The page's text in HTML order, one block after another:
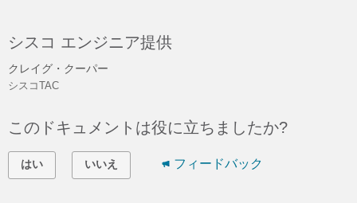
シスコ エンジニア提供
クレイグ・クーパー
シスコTAC
このドキュメントは役に立ちましたか?
はい いいえ フィードバック